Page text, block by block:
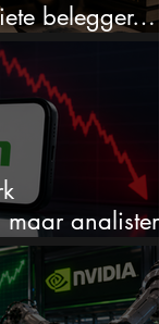
belegger…
Buffett
analisten